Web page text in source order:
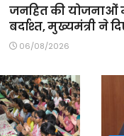
जनहित की योजनाओं में
बर्दाश्त, मुख्यमंत्री ने
06/08/2026